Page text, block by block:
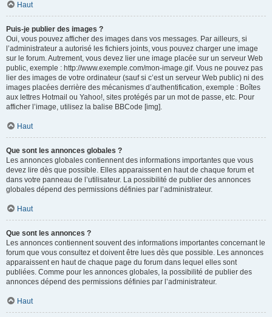
Haut
Puis-je publier des images ?
Oui, vous pouvez afficher des images dans vos messages. Par ailleurs, si
l’administrateur a autorisé les fichiers joints, vous pouvez charger une image
sur le forum. Autrement, vous devez lier une image placée sur un serveur Web
public, exemple : http://www.exemple.com/mon-image.gif. Vous ne pouvez pas
lier des images de votre ordinateur (sauf si c’est un serveur Web public) ni des
images placées derrière des mécanismes d’authentification, exemple : Boîtes
aux lettres Hotmail ou Yahoo!, sites protégés par un mot de passe, etc. Pour
afficher l’image, utilisez la balise BBCode [img].
Haut
Que sont les annonces globales ?
Les annonces globales contiennent des informations importantes que vous
devez lire dès que possible. Elles apparaissent en haut de chaque forum et
dans votre panneau de l’utilisateur. La possibilité de publier des annonces
globales dépend des permissions définies par l’administrateur.
Haut
Que sont les annonces ?
Les annonces contiennent souvent des informations importantes concernant le
forum que vous consultez et doivent être lues dès que possible. Les annonces
apparaissent en haut de chaque page du forum dans lequel elles sont
publiées. Comme pour les annonces globales, la possibilité de publier des
annonces dépend des permissions définies par l’administrateur.
Haut